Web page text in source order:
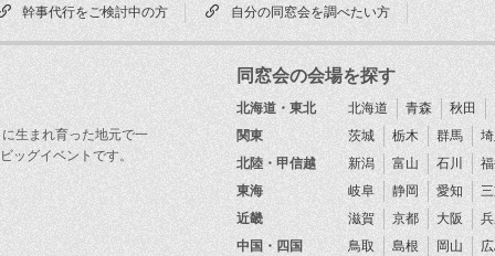
幹事代行をご検討中の方 自分の同窓会を調べたい方
生まれ育った地元で一
ッグイベントです。
同窓会の会場を探す
北海道・東北 北海道 青森 秋田
関東
茨城 栃木 群馬
北陸・甲信越
新潟 富山 石川
東海
岐阜 静岡 愛知
近畿
滋賀 京都 大阪
中国・四国
鳥取 島根 岡山